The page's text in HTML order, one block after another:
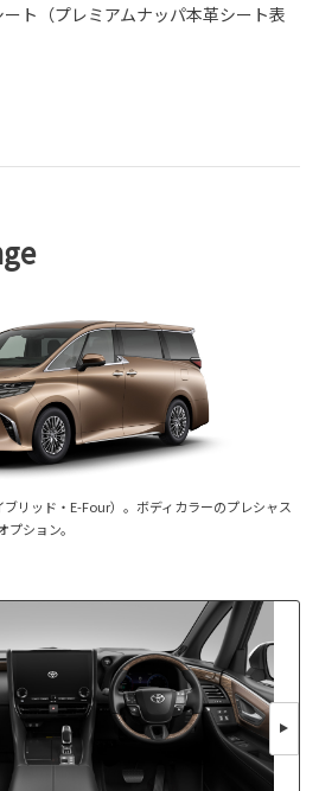
ト（プレミアムナッパ本革シート表
リッド・E-Four）。ボディカラーのプレシャス
ション。